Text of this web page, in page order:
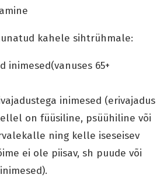
kahele sihtrühmale:
inimesed(vanuses 65+
inimesed (erivajadus
on füüsiline, psüühiline või
ning kelle iseseisev
ei ole piisav, sh puude või